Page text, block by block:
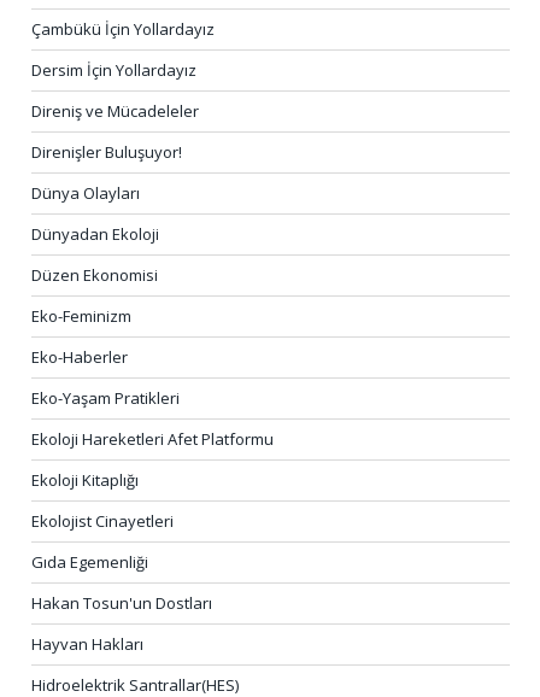
Çambükü İçin Yollardayız
Dersim İçin Yollardayız
Direniş ve Mücadeleler
Direnişler Buluşuyor!
Dünya Olayları
Dünyadan Ekoloji
Düzen Ekonomisi
Eko-Feminizm
Eko-Haberler
Eko-Yaşam Pratikleri
Ekoloji Hareketleri Afet Platformu
Ekoloji Kitaplığı
Ekolojist Cinayetleri
Gıda Egemenliği
Hakan Tosun'un Dostları
Hayvan Hakları
Hidroelektrik Santrallar(HES)